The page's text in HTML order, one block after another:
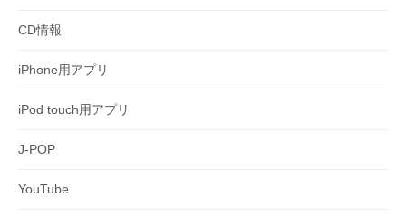
CD情報
iPhone用アプリ
iPod touch用アプリ
J-POP
YouTube